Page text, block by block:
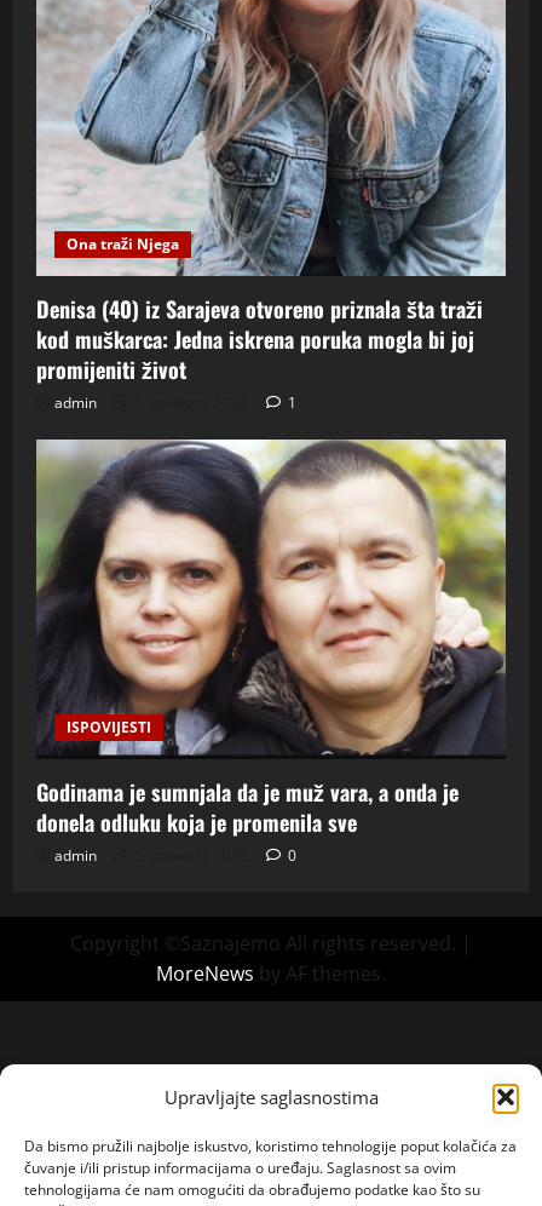
Upravljajte saglasnostima
Da bismo pružili najbolje iskustvo, koristimo tehnologije poput kolačića za
čuvanje i/ili pristup informacijama o uređaju. Saglasnost sa ovim
tehnologijama će nam omogućiti da obrađujemo podatke kao što su
Ona traži Njega
Denisa (40) iz Sarajeva otvoreno priznala šta traži
kod muškarca: Jedna iskrena poruka mogla bi joj
promijeniti život
admin 1
ISPOVIJESTI
Godinama je sumnjala da je muž vara, a onda je
donela odluku koja je promenila sve
admin 0
Copyright ©Saznajemo All rights reserved. |
MoreNews by AF themes.